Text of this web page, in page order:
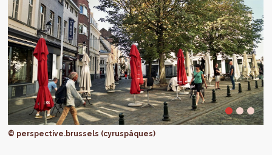
© perspective.brussels (cyruspâques)